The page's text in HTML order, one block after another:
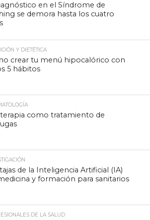
en el Síndrome de
se demora hasta los cuatro
Y DIETÉTICA
crear tu menú hipocalórico con
5 hábitos
como tratamiento de
de la Inteligencia Artificial (IA)
y formación para sanitarios
DE LA SALUD